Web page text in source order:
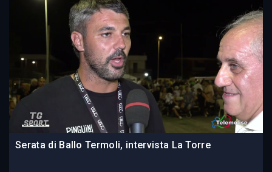
Serata di Ballo Termoli, intervista La Torre